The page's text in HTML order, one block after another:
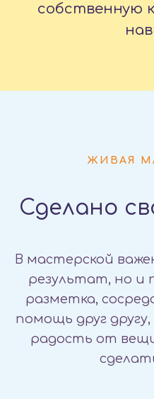
собственную
ЖИВАЯ
Сделано
В мастерской
результат, но и
разметка,
помощь друг
радость от